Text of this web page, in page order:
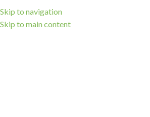
Skip to navigation
Skip to main content